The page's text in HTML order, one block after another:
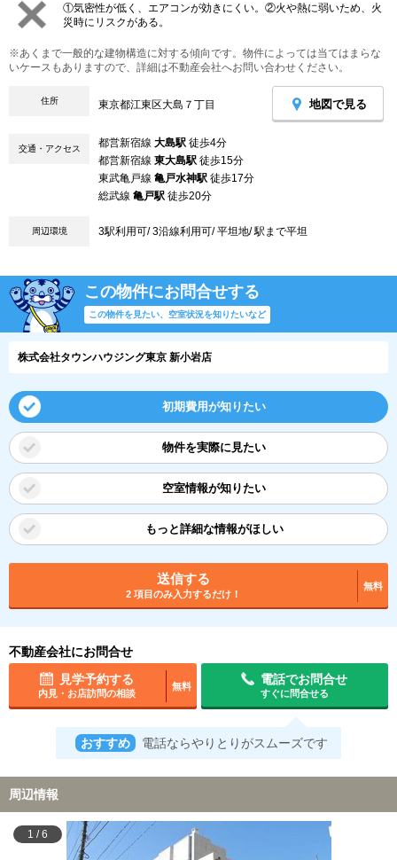
①気密性が低く、エアコンが効きにくい。②火や熱に弱いため、火
災時にリスクがある。
※あくまで一般的な建物構造に対する傾向です。物件によっては当てはまらな
いケースもありますので、詳細は不動産会社へお問い合わせください。
住所 東京都江東区大島７丁目 地図で見る
交通・アクセス 都営新宿線 大島駅 徒歩4分
都営新宿線 東大島駅 徒歩15分
東武亀戸線 亀戸水神駅 徒歩17分
総武線 亀戸駅 徒歩20分
周辺環境 3駅利用可/ 3沿線利用可/ 平坦地/ 駅まで平坦
この物件にお問合せする
この物件を見たい、空室状況を知りたいなど
株式会社タウンハウジング東京 新小岩店
初期費用が知りたい
物件を実際に見たい
空室情報が知りたい
もっと詳細な情報がほしい
送信する
2 項目のみ入力するだけ！
無料
不動産会社にお問合せ
見学予約する
内見・お店訪問の相談
無料
電話でお問合せ
すぐに問合せる
おすすめ 電話ならやりとりがスムーズです
周辺情報
1 / 6